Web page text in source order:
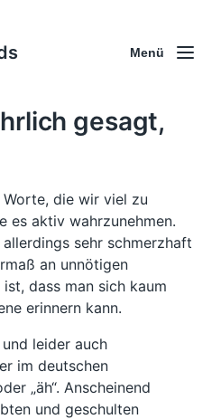
Menü
gesagt,
die wir viel zu
es aktiv wahrzunehmen.
sehr schmerzhaft
an unnötigen
dass man sich kaum
erinnern kann.
leider auch
im deutschen
„äh“. Anscheinend
und geschulten